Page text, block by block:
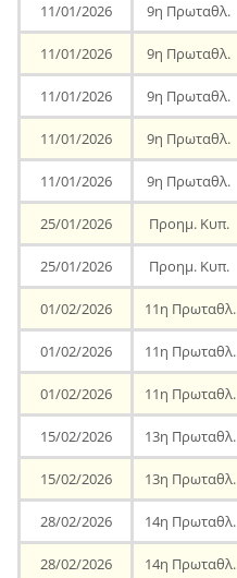
11/01/2026 9η Πρωταθλ.
11/01/2026 9η Πρωταθλ.
11/01/2026 9η Πρωταθλ.
11/01/2026 9η Πρωταθλ.
11/01/2026 9η Πρωταθλ.
25/01/2026 Προημ. Κυπ.
25/01/2026 Προημ. Κυπ.
01/02/2026 11η Πρωταθλ.
01/02/2026 11η Πρωταθλ.
01/02/2026 11η Πρωταθλ.
15/02/2026 13η Πρωταθλ.
15/02/2026 13η Πρωταθλ.
28/02/2026 14η Πρωταθλ.
28/02/2026 14η Πρωταθλ.